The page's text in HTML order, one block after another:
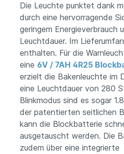
Die Leuchte punktet dank
durch eine hervorragende
geringem Energieverbrauch
Leuchtdauer. Im
enthalten. Für die
eine 6V / 7AH 4R25
erzielt die Bakenleuchte im
eine Leuchtdauer von 280
Blinkmodus sind es sogar
der patentierten seitlichen
kann die Blockbatterie
ausgetauscht werden. Die
zudem über eine integrierte